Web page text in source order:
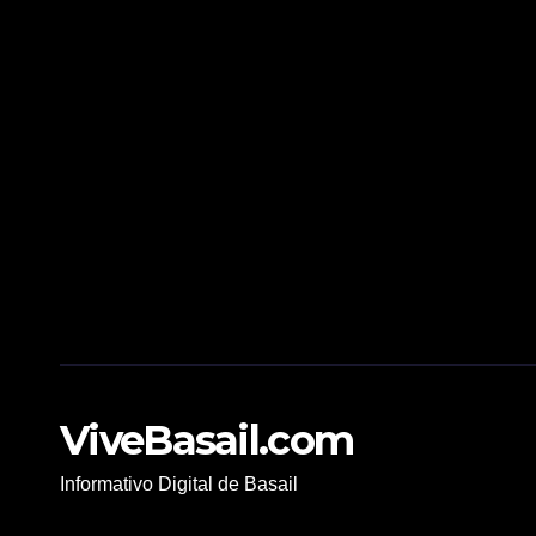
ViveBasail.com
Informativo Digital de Basail